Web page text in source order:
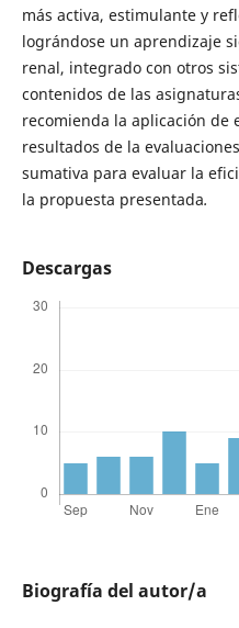
más activa, estimulante y
lográndose un aprendizaje
renal, integrado con otros
contenidos de las
recomienda la aplicación de
resultados de la
sumativa para evaluar la
la propuesta presentada.
Descargas
Biografía del autor/a